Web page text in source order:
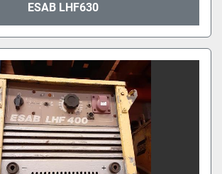
ESAB LHF630